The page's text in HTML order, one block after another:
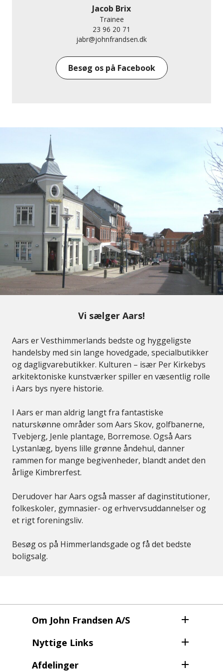
Jacob Brix
Trainee
23 96 20 71
jabr@johnfrandsen.dk
Besøg os på Facebook
Vi sælger Aars!
Aars er Vesthimmerlands bedste og hyggeligste
handelsby med sin lange hovedgade, specialbutikker
og dagligvarebutikker. Kulturen – især Per Kirkebys
arkitektoniske kunstværker spiller en væsentlig rolle
i Aars bys nyere historie.
I Aars er man aldrig langt fra fantastiske
naturskønne områder som Aars Skov, golfbanerne,
Tvebjerg, Jenle plantage, Borremose. Også Aars
Lystanlæg, byens lille grønne åndehul, danner
rammen for mange begivenheder, blandt andet den
årlige Kimbrerfest.
Derudover har Aars også masser af daginstitutioner,
folkeskoler, gymnasier- og erhvervsuddannelser og
et rigt foreningsliv.
Besøg os på Himmerlandsgade og få det bedste
boligsalg.
Om John Frandsen A/S
Nyttige Links
Afdelinger